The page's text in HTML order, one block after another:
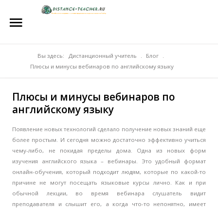
Репетиторы
Стоимость
Акции
Блог
Контакты
Вы здесь: Дистанционный учитель . Блог
.
Плюсы и минусы вебинаров по английскому языку
Плюсы и минусы вебинаров по
английскому языку
Появление новых технологий сделало получение новых знаний еще
более простым. И сегодня можно достаточно эффективно учиться
чему-либо, не покидая пределы дома. Одна из новых форм
изучения английского языка – вебинары. Это удобный формат
онлайн-обучения, который подходит людям, которые по какой-то
причине не могут посещать языковые курсы лично. Как и при
обычной лекции, во время вебинара слушатель видит
преподавателя и слышит его, а когда что-то непонятно, имеет